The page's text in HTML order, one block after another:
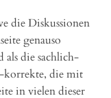
die Diskussionen
genauso
als die sachlich-
korrekte, die mit
in vielen dieser